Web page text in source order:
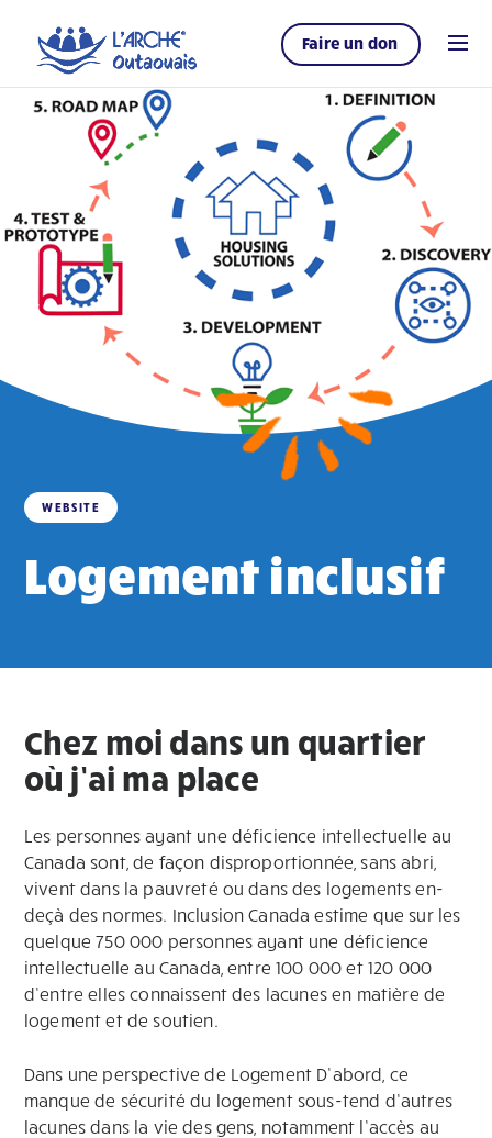
Faire un don
WEBSITE
Logement inclusif
Chez moi dans un quartier
où j’ai ma place
Les personnes ayant une déficience intellectuelle au
Canada sont, de façon disproportionnée, sans abri,
vivent dans la pauvreté ou dans des logements en-
deçà des normes. Inclusion Canada estime que sur les
quelque 750 000 personnes ayant une déficience
intellectuelle au Canada, entre 100 000 et 120 000
d’entre elles connaissent des lacunes en matière de
logement et de soutien.
Dans une perspective de Logement D’abord, ce
manque de sécurité du logement sous-tend d’autres
lacunes dans la vie des gens, notamment l’accès au